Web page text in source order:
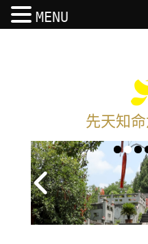
先天知
MENU